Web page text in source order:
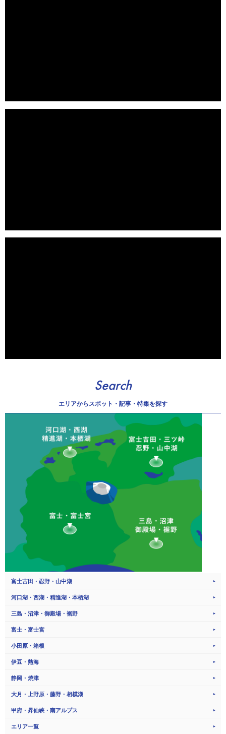
Search
エリアからスポット・記事・特集を探す
富士吉田・忍野・山中湖
河口湖・西湖・精進湖・本栖湖
三島・沼津・御殿場・裾野
富士・富士宮
小田原・箱根
伊豆・熱海
静岡・焼津
大月・上野原・藤野・相模湖
甲府・昇仙峡・南アルプス
エリア一覧